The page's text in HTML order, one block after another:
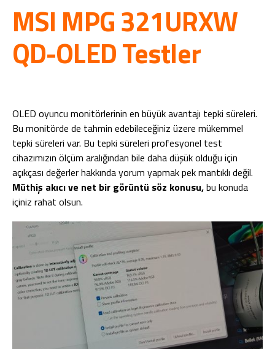
MSI MPG 321URXW
QD-OLED Testler
OLED oyuncu monitörlerinin en büyük avantajı tepki süreleri.
Bu monitörde de tahmin edebileceğiniz üzere mükemmel
tepki süreleri var. Bu tepki süreleri profesyonel test
cihazımızın ölçüm aralığından bile daha düşük olduğu için
açıkçası değerler hakkında yorum yapmak pek mantıklı değil.
Müthiş akıcı ve net bir görüntü söz konusu,bu konuda
içiniz rahat olsun.